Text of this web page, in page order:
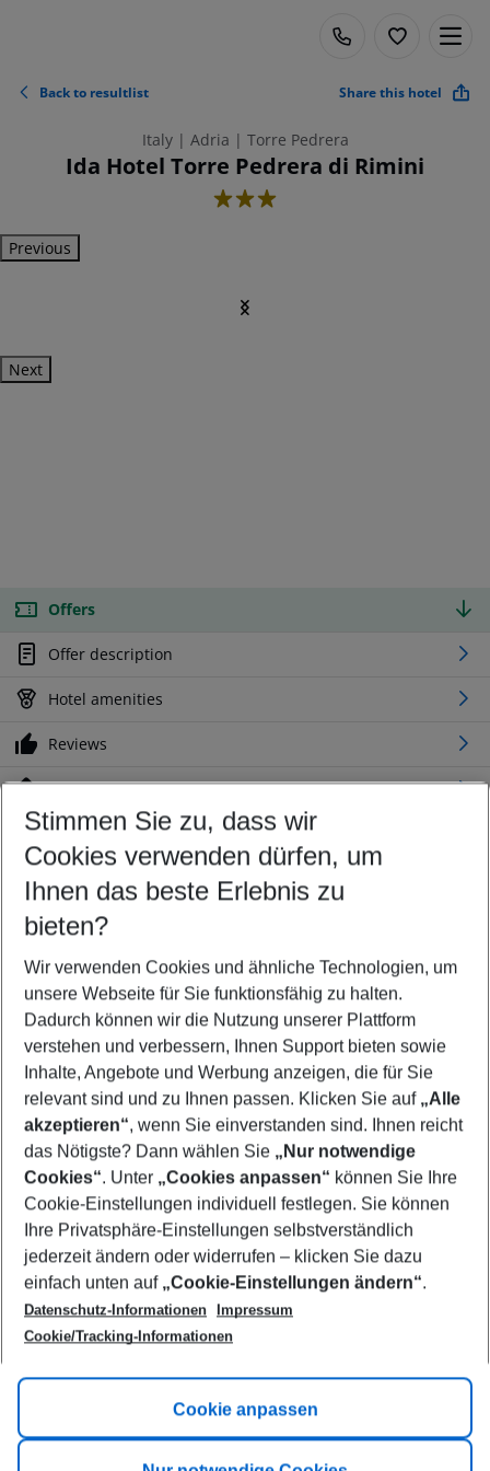
Back to resultlist Share this hotel
Italy | Adria | Torre Pedrera
Ida Hotel Torre Pedrera di Rimini
3
Previous
Next
Offers
Offer description
Hotel amenities
Reviews
Location
Customize your offer
Find the perfect deal which suits your best
Your departure airport
Any airport
Select your date range
10/08/26–08/08/27 5-8 nights
Who will travel
2 adults No children
Show more filter
Footer
Footer navigation
Title A
Link A
Stimmen Sie zu, dass wir
Cookies verwenden dürfen, um
Ihnen das beste Erlebnis zu
bieten?
Wir verwenden Cookies und ähnliche Technologien, um
unsere Webseite für Sie funktionsfähig zu halten.
Dadurch können wir die Nutzung unserer Plattform
verstehen und verbessern, Ihnen Support bieten sowie
Inhalte, Angebote und Werbung anzeigen, die für Sie
relevant sind und zu Ihnen passen. Klicken Sie auf „Alle
akzeptieren“, wenn Sie einverstanden sind. Ihnen reicht
das Nötigste? Dann wählen Sie „Nur notwendige
Cookies“. Unter „Cookies anpassen“ können Sie Ihre
Cookie-Einstellungen individuell festlegen. Sie können
Ihre Privatsphäre-Einstellungen selbstverständlich
jederzeit ändern oder widerrufen – klicken Sie dazu
einfach unten auf „Cookie-Einstellungen ändern“.
Datenschutz-Informationen
Impressum
Cookie/Tracking-Informationen
Cookie anpassen